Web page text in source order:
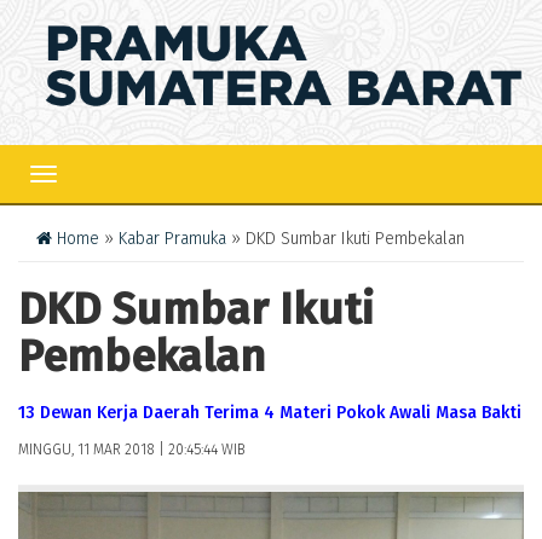
TOGGLE
Home » Kabar Pramuka » DKD Sumbar Ikuti Pembekalan
DKD Sumbar Ikuti
Pembekalan
13 Dewan Kerja Daerah Terima 4 Materi Pokok Awali Masa Bakti
MINGGU, 11 MAR 2018 | 20:45:44 WIB